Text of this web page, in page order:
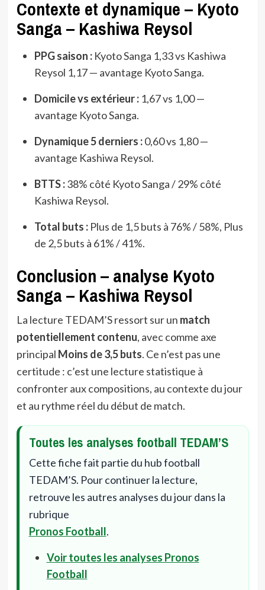
Contexte et dynamique – Kyoto
Sanga – Kashiwa Reysol
PPG saison :Kyoto Sanga 1,33 vs Kashiwa
Reysol 1,17 — avantage Kyoto Sanga.
Domicile vs extérieur :1,67 vs 1,00 —
avantage Kyoto Sanga.
Dynamique 5 derniers :0,60 vs 1,80 —
avantage Kashiwa Reysol.
BTTS :38% côté Kyoto Sanga / 29% côté
Kashiwa Reysol.
Total buts :Plus de 1,5 buts à 76% / 58%, Plus
de 2,5 buts à 61% / 41%.
Conclusion – analyse Kyoto
Sanga – Kashiwa Reysol
La lecture TEDAM’S ressort sur un match
potentiellement contenu, avec comme axe
principal Moins de 3,5 buts. Ce n’est pas une
certitude : c’est une lecture statistique à
confronter aux compositions, au contexte du jour
et au rythme réel du début de match.
Toutes les analyses football TEDAM’S
Cette fiche fait partie du hub football
TEDAM’S. Pour continuer la lecture,
retrouve les autres analyses du jour dans la
rubrique
Pronos Football.
Voir toutes les analyses Pronos
Football